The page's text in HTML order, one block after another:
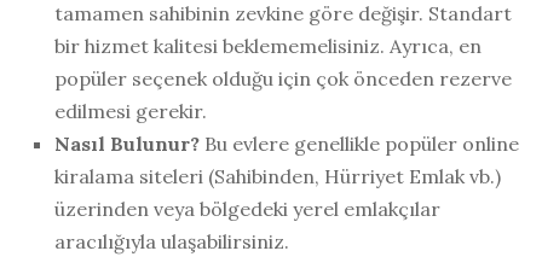
tamamen sahibinin zevkine göre değişir. Standart
bir hizmet kalitesi beklememelisiniz. Ayrıca, en
popüler seçenek olduğu için çok önceden rezerve
edilmesi gerekir.
Nasıl Bulunur? Bu evlere genellikle popüler online
kiralama siteleri (Sahibinden, Hürriyet Emlak vb.)
üzerinden veya bölgedeki yerel emlakçılar
aracılığıyla ulaşabilirsiniz.